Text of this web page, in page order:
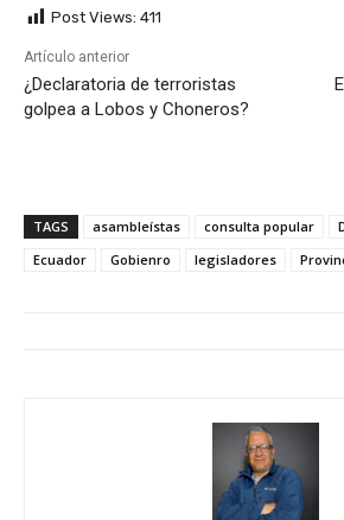
Post Views: 411
Artículo anterior
¿Declaratoria de terroristas
golpea a Lobos y Choneros?
TAGS asambleístas consulta popular
Ecuador
Gobienro legisladores